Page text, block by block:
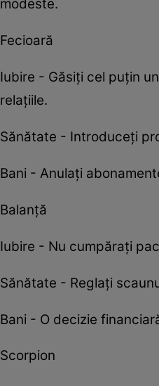
modeste.
Fecioară
Iubire - Găsiți cel puțin
relațiile.
Sănătate - Introduceți
Bani - Anulați
Balanță
Iubire - Nu cumpărați
Sănătate - Reglați
Bani - O decizie
Scorpion